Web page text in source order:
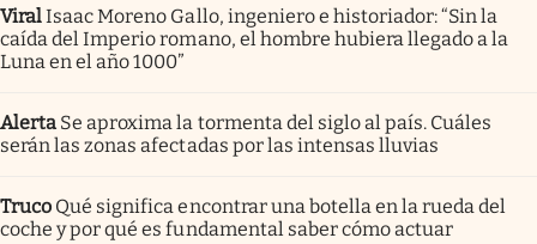
ViralIsaac Moreno Gallo, ingeniero e historiador: “Sin la
caída del Imperio romano, el hombre hubiera llegado a la
Luna en el año 1000”
Alerta Se aproxima la tormenta del siglo al país. Cuáles
serán las zonas afectadas por las intensas lluvias
Truco Qué significa encontrar una botella en la rueda del
coche y por qué es fundamental saber cómo actuar